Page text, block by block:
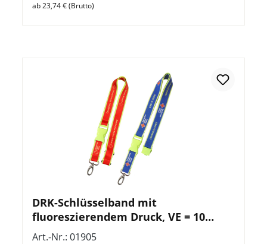
ab 23,74 € (Brutto)
DRK-Schlüsselband mit
fluoreszierendem Druck, VE = 10
Stück
Art.-Nr.: 01905